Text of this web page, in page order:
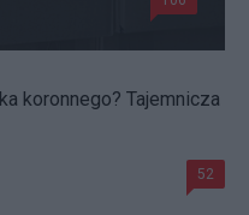
koronnego? Tajemnicza
52